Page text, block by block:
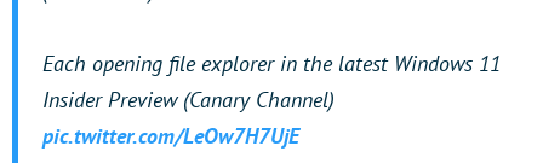
Each opening file explorer in the latest Windows 11
Insider Preview (Canary Channel)
pic.twitter.com/LeOw7H7UjE